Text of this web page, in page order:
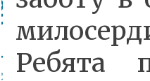
Ребята